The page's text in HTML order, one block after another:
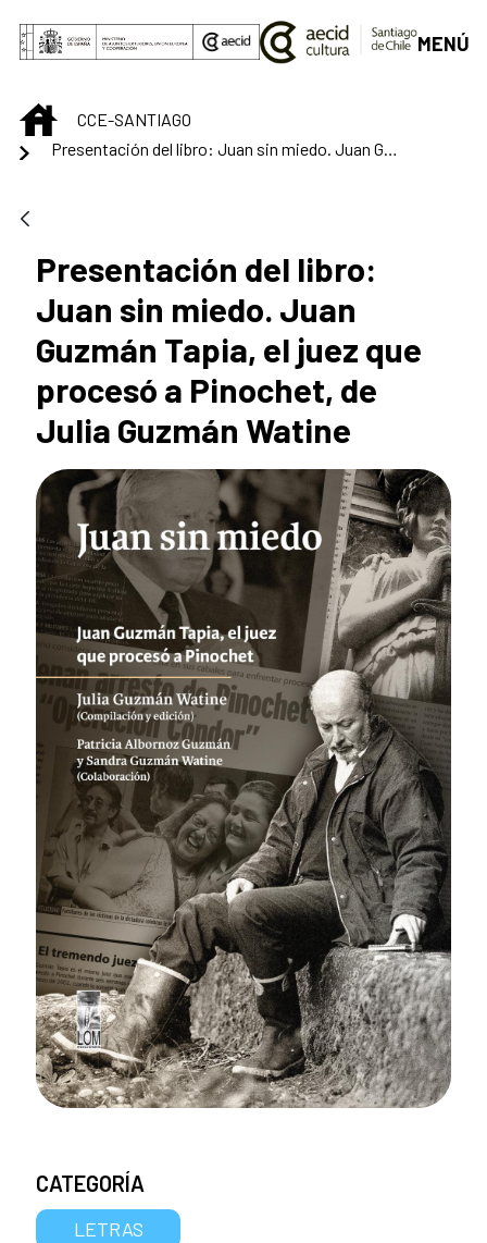
Saltar al contenido principal
MENÚ
INICIOCCE-SANTIAGO
Presentación del libro:
Juan sin miedo. Juan
Guzmán Tapia, el juez que
procesó a Pinochet, de
Julia Guzmán Watine
CATEGORÍA
LETRAS